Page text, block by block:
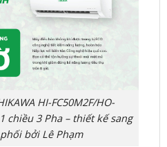
HI-FC50M2F/HO-
chiều 3 Pha – thiết kế sang
bởi Lê Phạm